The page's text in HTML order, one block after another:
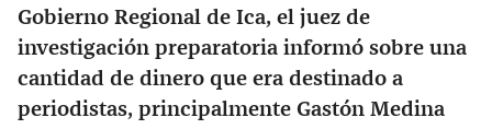
Gobierno Regional de Ica, el juez de
investigación preparatoria informó sobre una
cantidad de dinero que era destinado a
periodistas, principalmente Gastón Medina